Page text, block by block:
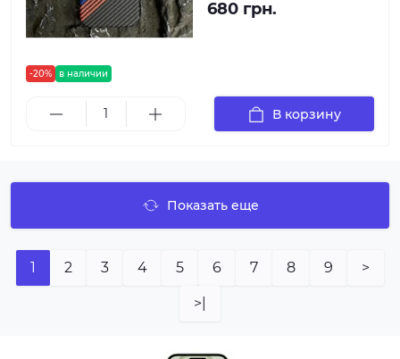
-20% в наличии
680 грн.
В корзину
Показать еще
1 2 3 4 5 6 7 8 9 >
>|